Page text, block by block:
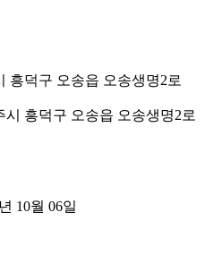
흥덕구 오송읍 오송생명2로
흥덕구 오송읍 오송생명2로
10월 06일